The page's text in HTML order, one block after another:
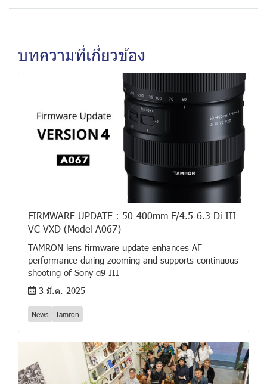
บทความที่เกี่ยวข้อง
FIRMWARE UPDATE : 50-400mm F/4.5-6.3 Di III
VC VXD (Model A067)
TAMRON lens firmware update enhances AF
performance during zooming and supports continuous
shooting of Sony α9 III
3 มี.ค. 2025
News Tamron